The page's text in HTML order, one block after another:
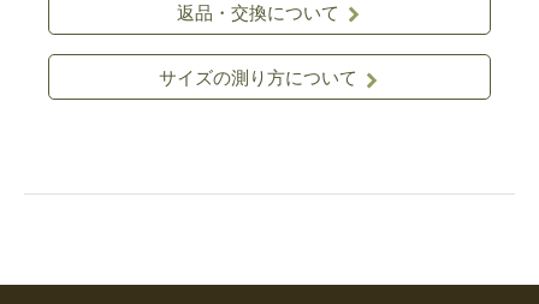
返品・交換について
サイズの測り方について